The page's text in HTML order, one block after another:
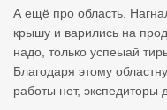
ги перевозчики?
уме компании ( такая
м, ну, вы
ном мерсе CLS. Я
рыш в лотерею
А ещё про область.
крышу и варились на
надо, только успеыай
Благодаря этому
работы нет, экспедиторы